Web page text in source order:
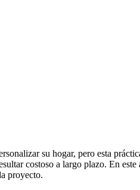
su hogar, pero esta
costoso a largo plazo. En
proyecto.